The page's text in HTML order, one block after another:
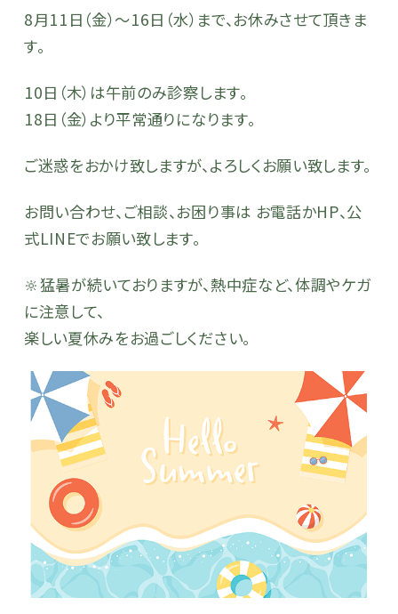
8月11日（金）〜16日（水）まで、お休みさせて頂きま
す。
10日（木）は午前のみ診察します。
18日（金）より平常通りになります。
ご迷惑をおかけ致しますが、よろしくお願い致します。
お問い合わせ、ご相談、お困り事は お電話かHP、公
式LINEでお願い致します。
🔆猛暑が続いておりますが、熱中症など、体調やケガ
に注意して、
楽しい夏休みをお過ごしください。